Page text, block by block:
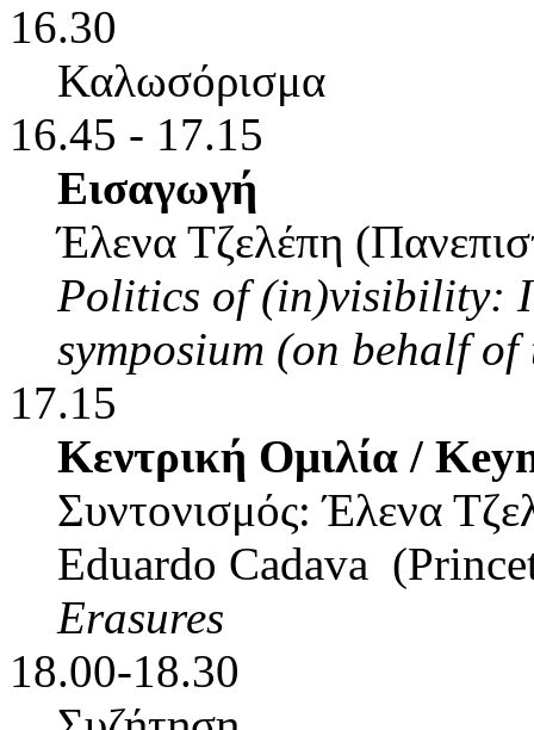
16.30
Καλωσόρισμα
16.45 - 17.15
Εισαγωγή
Έλενα Τζελέπη
Politics of (in)visibility:
symposium (on behalf
17.15
Κεντρική Ομιλία /
Συντονισμός: Έλενα
Eduardo Cadava
Erasures
18.00-18.30